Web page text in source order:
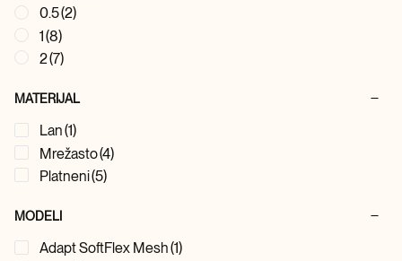
0.5(2)
1(8)
2(7)
MATERIJAL
Lan(1)
Mrežasto(4)
Platneni(5)
MODELI
Adapt SoftFlex Mesh(1)